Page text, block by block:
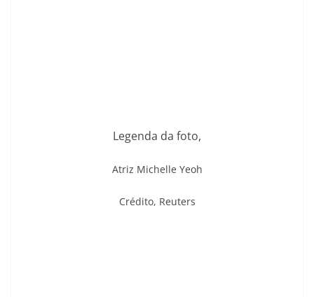
Legenda da foto,
Atriz Michelle Yeoh
Crédito, Reuters